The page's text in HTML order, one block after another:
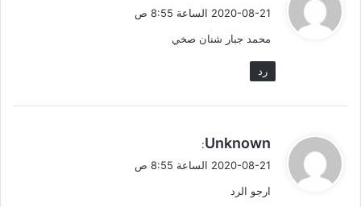
ل
2020-08-21 الساعة 8:55 ص
محمد جبار شنان صخي
رد
ي
ل
Unknown
:
2020-08-21 الساعة 8:55 ص
ارجو الرد